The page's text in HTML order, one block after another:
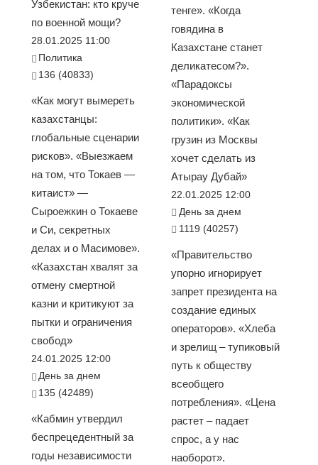
Узбекистан: кто круче
по военной мощи?
28.01.2025 11:00
Политика
136 (40833)
«Как могут вымереть
казахстанцы:
глобальные сценарии
рисков». «Выезжаем
на том, что Токаев —
китаист» —
Сыроежкин о Токаеве
и Си, секретных
делах и о Масимове».
«Казахстан хвалят за
отмену смертной
казни и критикуют за
пытки и ограничения
свобод»
24.01.2025 12:00
День за днем
135 (42489)
«Кабмин утвердил
беспрецедентный за
годы независимости
тенге». «Когда
говядина в
Казахстане станет
деликатесом?».
«Парадоксы
экономической
политики». «Как
грузин из Москвы
хочет сделать из
Атырау Дубай»
22.01.2025 12:00
День за днем
1119 (40257)
«Правительство
упорно игнорирует
запрет президента на
создание единых
операторов». «Хлеба
и зрелищ – тупиковый
путь к обществу
всеобщего
потребления». «Цена
растет – падает
спрос, а у нас
наоборот».